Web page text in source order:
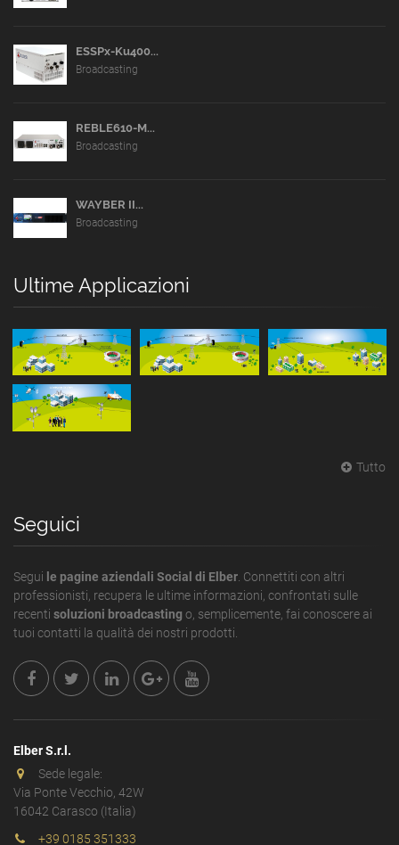
ESSPx-Ku400...
Broadcasting
REBLE610-M...
Broadcasting
WAYBER II...
Broadcasting
Ultime Applicazioni
Tutto
Seguici
Segui le pagine aziendali Social di Elber . Connettiti con altri
professionisti, recupera le ultime informazioni, confrontati sulle
recenti soluzioni broadcasting o, semplicemente, fai conoscere ai
tuoi contatti la qualità dei nostri prodotti.
Elber S.r.l.
Sede legale:
Via Ponte Vecchio, 42W
16042 Carasco (Italia)
+39 0185 351333